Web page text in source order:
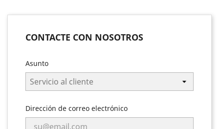
CONTACTE CON NOSOTROS
Asunto
Dirección de correo electrónico